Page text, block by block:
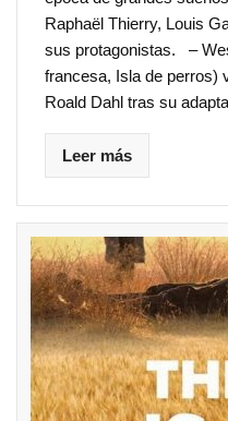
Raphaël Thierry, Louis
sus protagonistas. –
francesa, Isla de perros)
Roald Dahl tras su
Leer más